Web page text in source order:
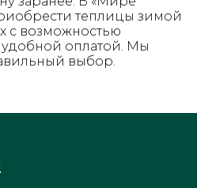
теплицы зимой
с возможностью
оплатой. Мы
выбор.